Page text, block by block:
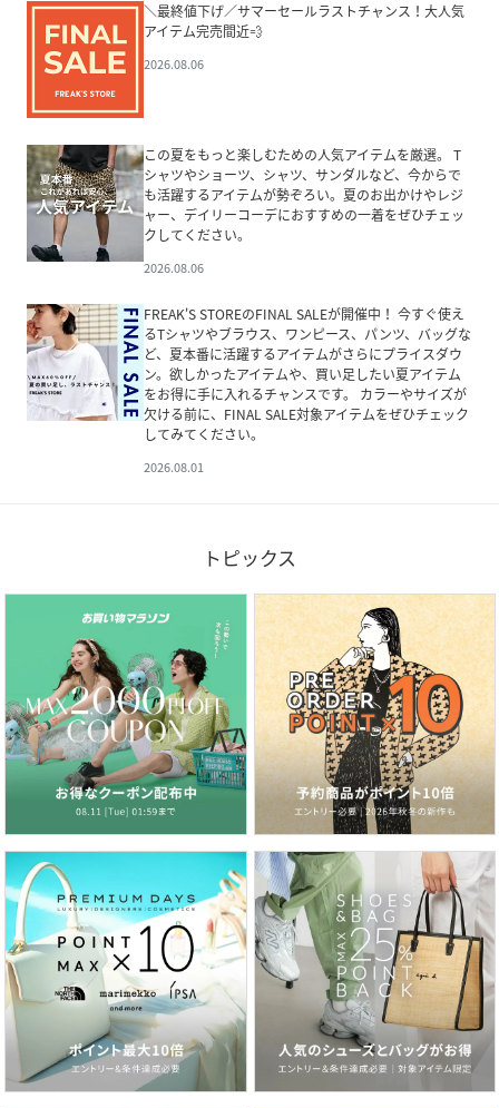
＼最終値下げ／サマーセールラストチャンス！大人気
アイテム完売間近💨
2026.08.06
この夏をもっと楽しむための人気アイテムを厳選。 T
シャツやショーツ、シャツ、サンダルなど、今からで
も活躍するアイテムが勢ぞろい。夏のお出かけやレジ
ャー、デイリーコーデにおすすめの一着をぜひチェッ
クしてください。
2026.08.06
FREAK'S STOREのFINAL SALEが開催中！ 今すぐ使え
るTシャツやブラウス、ワンピース、パンツ、バッグな
ど、夏本番に活躍するアイテムがさらにプライスダウ
ン。欲しかったアイテムや、買い足したい夏アイテム
をお得に手に入れるチャンスです。 カラーやサイズが
欠ける前に、FINAL SALE対象アイテムをぜひチェック
してみてください。
2026.08.01
トピックス